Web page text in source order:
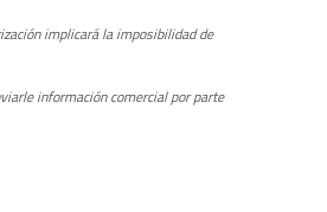
implicará la imposibilidad de
información comercial por parte